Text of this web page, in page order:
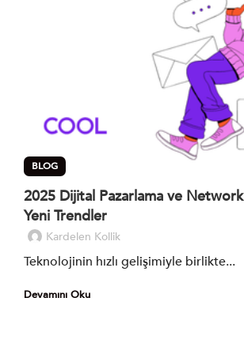
BLOG
2025 Dijital Pazarlama ve
Yeni Trendler
Kardelen Kollik
Teknolojinin hızlı gelişimiyle birlikte...
Devamını Oku